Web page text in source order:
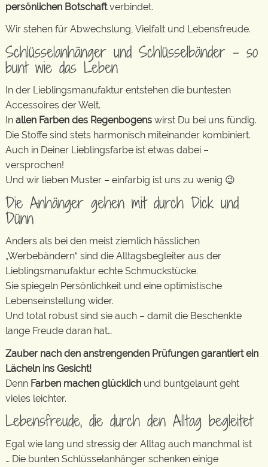
persönlichen Botschaftverbindet.
Wir stehen für Abwechslung, Vielfalt und Lebensfreude.
Schlüsselanhänger und Schlüsselbänder – so
bunt wie das Leben
In der Lieblingsmanufaktur entstehen die buntesten
Accessoires der Welt.
In allen Farben des Regenbogens wirst Du bei uns fündig.
Die Stoffe sind stets harmonisch miteinander kombiniert.
Auch in Deiner Lieblingsfarbe ist etwas dabei –
versprochen!
Und wir lieben Muster – einfarbig ist uns zu wenig 😉
Die Anhänger gehen mit durch Dick und
Dünn
Anders als bei den meist ziemlich hässlichen
„Werbebändern“ sind die Alltagsbegleiter aus der
Lieblingsmanufaktur echte Schmuckstücke.
Sie spiegeln Persönlichkeit und eine optimistische
Lebenseinstellung wider.
Und total robust sind sie auch – damit die Beschenkte
lange Freude daran hat…
Zauber nach den anstrengenden Prüfungen garantiert ein
Lächeln ins Gesicht!
Denn Farben machen glücklich und buntgelaunt geht
vieles leichter.
Lebensfreude, die durch den Alltag begleitet
Egal wie lang und stressig der Alltag auch manchmal ist
… Die bunten Schlüsselanhänger schenken einige